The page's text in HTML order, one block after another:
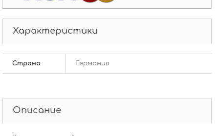
Характеристики
Страна Германия
Описание